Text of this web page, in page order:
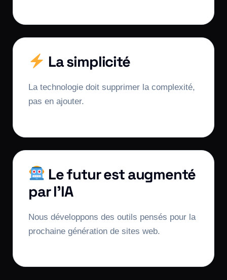
La simplicité
La technologie doit supprimer la complexité,
pas en ajouter.
Le futur est augmenté
par l’IA
Nous développons des outils pensés pour la
prochaine génération de sites web.